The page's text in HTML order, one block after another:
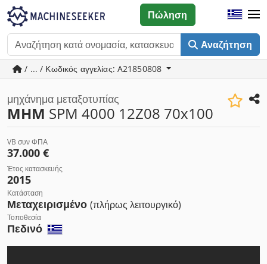
Αναζήτηση
Πώληση
/ ... / Κωδικός αγγελίας: A21850808
μηχάνημα μεταξοτυπίας
MHM SPM 4000 12Z08 70x100
VB συν ΦΠΑ
37.000 €
Έτος κατασκευής
2015
Κατάσταση
Μεταχειρισμένο (πλήρως λειτουργικό)
Τοποθεσία
Πεδινό